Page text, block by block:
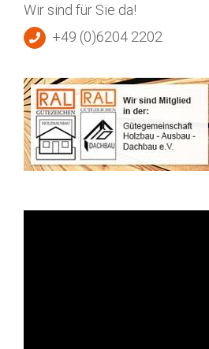
Wir sind für Sie da!
+49 (0)6204 2202